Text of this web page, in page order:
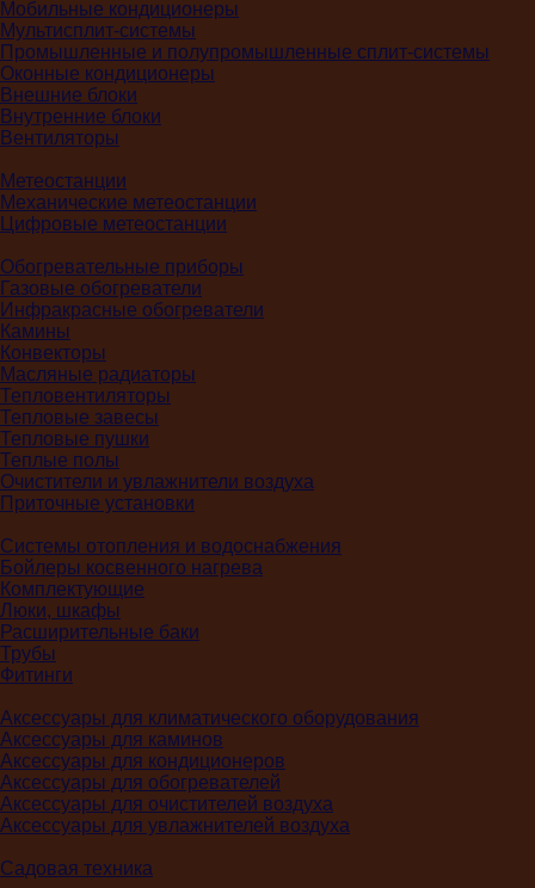
Мобильные кондиционеры
Мультисплит-системы
Промышленные и полупромышленные сплит-системы
Оконные кондиционеры
Внешние блоки
Внутренние блоки
Вентиляторы
Метеостанции
Механические метеостанции
Цифровые метеостанции
Обогревательные приборы
Газовые обогреватели
Инфракрасные обогреватели
Камины
Конвекторы
Масляные радиаторы
Тепловентиляторы
Тепловые завесы
Тепловые пушки
Теплые полы
Очистители и увлажнители воздуха
Приточные установки
Системы отопления и водоснабжения
Бойлеры косвенного нагрева
Комплектующие
Люки, шкафы
Расширительные баки
Трубы
Фитинги
Аксессуары для климатического оборудования
Аксессуары для каминов
Аксессуары для кондиционеров
Аксессуары для обогревателей
Аксессуары для очистителей воздуха
Аксессуары для увлажнителей воздуха
Садовая техника